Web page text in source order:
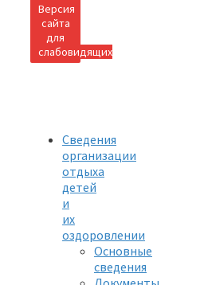
Версия
сайта
для
слабовидящих
Сведения
организации
отдыха
детей
и
их
оздоровлении
Основные
сведения